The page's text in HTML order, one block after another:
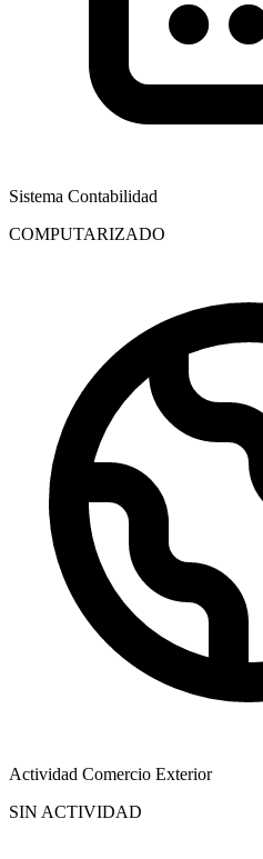
Sistema Contabilidad
COMPUTARIZADO
Actividad Comercio Exterior
SIN ACTIVIDAD